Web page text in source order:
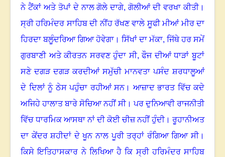
ਨੇ ਟੈਂਕਾਂ ਅਤੇ ਤੋਪਾਂ ਦੇ ਨਾਲ ਗੋਲੇ ਦਾਗੇ,ਗੋਲੀਆਂ ਦੀ ਵਰਖਾ ਕੀਤੀ।
ਸ੍ਰੀ ਹਰਿਮੰਦਰ ਸਾਹਿਬ ਦੀ ਨੀਂਹ ਰੱਖਣ ਵਾਲੇ ਸੂਫੀ ਮੀਆਂ ਮੀਰ ਦਾ
ਹਿਰਦਾ ਬਲੂੰਦਰਿਆ ਗਿਆ ਹੋਵੇਗਾ । ਸਿੱਖਾਂ ਦਾ ਮੱਕਾ, ਜਿੱਥੇ ਹਰ ਸਮੇਂ
ਗੁਰਬਾਣੀ ਅਤੇ ਕੀਰਤਨ ਸਰਵਣ ਹੁੰਦਾ ਸੀ,ਫੌਜ ਦੀਆਂ ਧਾੜਾਂ ਬੂਟਾਂ
ਸਣੇ ਦਗੜ ਦਗੜ ਕਰਦੀਆਂ ਸਮੁੱਚੀ ਮਾਨਵਤਾ ਪਸੰਦ ਸ਼ਰਧਾਲੂਆਂ
ਦੇ ਦਿਲਾਂ ਨੂੰ ਠੇਸ ਪਹੁੰਚਾ ਰਹੀਆਂ ਸਨ। ਆਜ਼ਾਦ ਭਾਰਤ ਵਿੱਚ ਕਦੇ
ਅਜਿਹੇ ਹਾਲਾਤ ਬਾਰੇ ਸੋਚਿਆ ਨਹੀਂ ਸੀ।ਪਰ ਦੁਨਿਆਵੀ ਰਾਜਨੀਤੀ
ਵਿੱਚ ਧਾਰਮਿਕ ਆਸਥਾ ਨਾਂ ਦੀ ਕੋਈ ਚੀਜ਼ ਨਹੀਂ ਹੁੰਦੀ। ਰੂਹਾਨੀਅਤ
ਦਾ ਕੇਂਦਰ ਸ਼ਹੀਦਾਂ ਦੇ ਖੂਨ ਨਾਲ ਪੂਰੀ ਤਰ੍ਹਾਂ ਰੰਗਿਆ ਗਿਆ ਸੀ।
ਕਿਸੇ ਇਤਿਹਾਸਕਾਰ ਨੇ ਲਿਖਿਆ ਹੈ ਕਿ ਸ੍ਰੀ ਹਰਿਮੰਦਰ ਸਾਹਿਬ